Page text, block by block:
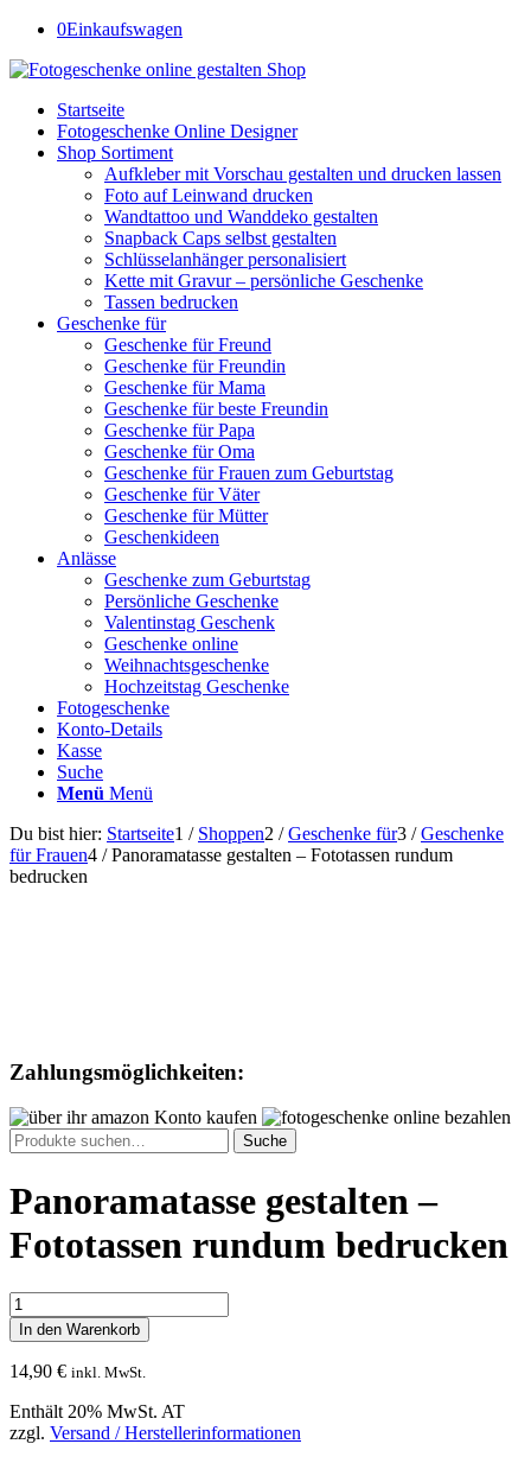
0Einkaufswagen
Startseite
Fotogeschenke Online Designer
Shop Sortiment
Aufkleber mit Vorschau gestalten und drucken lassen
Foto auf Leinwand drucken
Wandtattoo und Wanddeko gestalten
Snapback Caps selbst gestalten
Schlüsselanhänger personalisiert
Kette mit Gravur – persönliche Geschenke
Tassen bedrucken
Geschenke für
Geschenke für Freund
Geschenke für Freundin
Geschenke für Mama
Geschenke für beste Freundin
Geschenke für Papa
Geschenke für Oma
Geschenke für Frauen zum Geburtstag
Geschenke für Väter
Geschenke für Mütter
Geschenkideen
Anlässe
Geschenke zum Geburtstag
Persönliche Geschenke
Valentinstag Geschenk
Geschenke online
Weihnachtsgeschenke
Hochzeitstag Geschenke
Fotogeschenke
Konto-Details
Kasse
Suche
Menü Menü
Du bist hier: Startseite1 / Shoppen2 / Geschenke für3 / Geschenke
für Frauen4 / Panoramatasse gestalten – Fototassen rundum
bedrucken
Zahlungsmöglichkeiten:
Suche
nach:
Suche
Panoramatasse gestalten –
Fototassen rundum bedrucken
Panoramatasse
gestalten
-
Fototassen
rundum
bedrucken
Menge
In den Warenkorb
14,90 € inkl. MwSt.
Enthält 20% MwSt. AT
zzgl. Versand / Herstellerinformationen